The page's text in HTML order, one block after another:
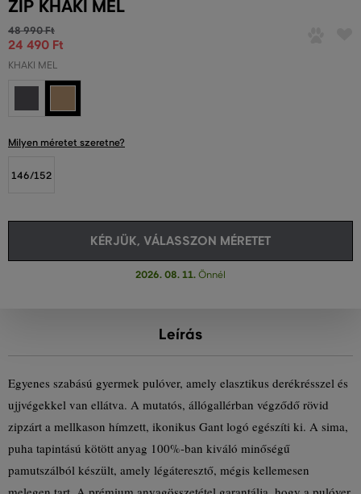
ZIP KHAKI MEL
48 990 Ft
24 490 Ft
KHAKI MEL
Milyen méretet szeretne?
146/152
KÉRJÜK, VÁLASSZON MÉRETET
2026. 08. 11. Önnél
Leírás
Egyenes szabású gyermek pulóver, amely elasztikus derékrésszel és
ujjvégekkel van ellátva. A mutatós, állógallérban végződő rövid
zipzárt a mellkason hímzett, ikonikus Gant logó egészíti ki. A sima,
puha tapintású kötött anyag 100%-ban kiváló minőségű
pamutszálból készült, amely légáteresztő, mégis kellemesen